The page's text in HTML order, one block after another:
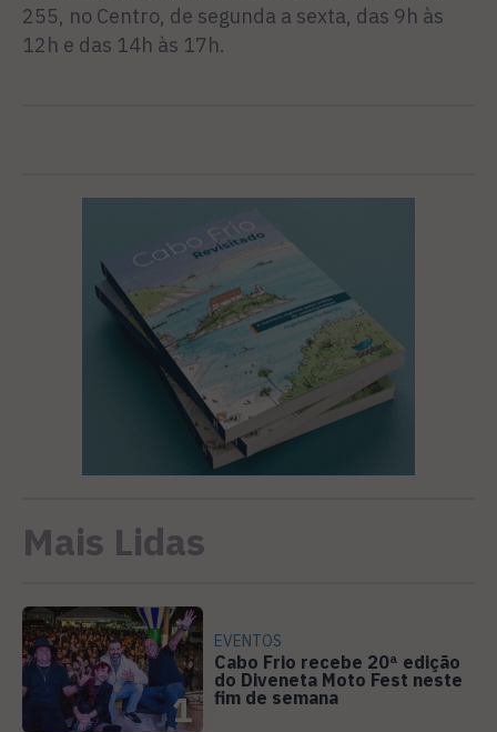
255, no Centro, de segunda a sexta, das 9h às
12h e das 14h às 17h.
Mais Lidas
1
EVENTOS
Cabo Frio recebe 20ª edição
do Diveneta Moto Fest neste
fim de semana